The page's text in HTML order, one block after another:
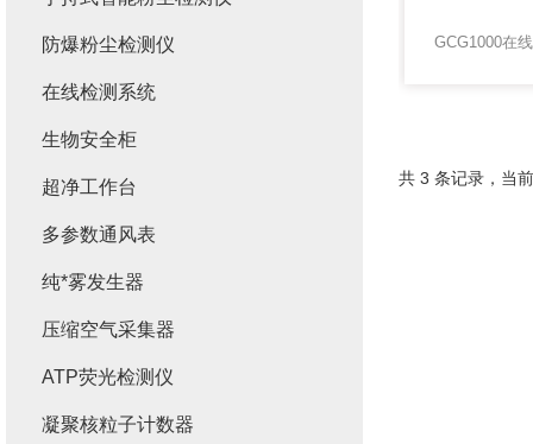
共 3 条记录，当
防爆粉尘检测仪
在线检测系统
生物安全柜
超净工作台
多参数通风表
纯*雾发生器
压缩空气采集器
ATP荧光检测仪
凝聚核粒子计数器